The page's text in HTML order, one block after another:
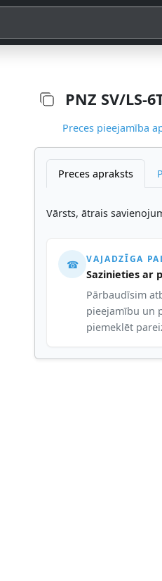
PNZ SV/LS-
Preces pieejamība
Preces apraksts
Vārsts, ātrais
☎ VAJADZĪGA
Sazinieties ar
Pārbaudīsim
pieejamību un
piemeklēt